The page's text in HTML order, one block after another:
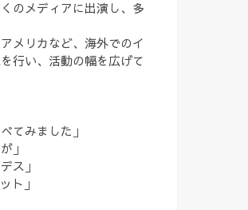
のメディアに出演し、多
メリカなど、海外でのイ
行い、活動の幅を広げて
てみました」
」
ス」
ト」